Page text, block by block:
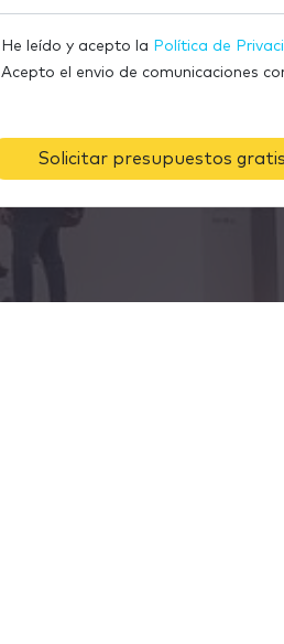
He leído y acepto la Política de
Acepto el envio de comunicaciones
Solicitar presupuestos gratis